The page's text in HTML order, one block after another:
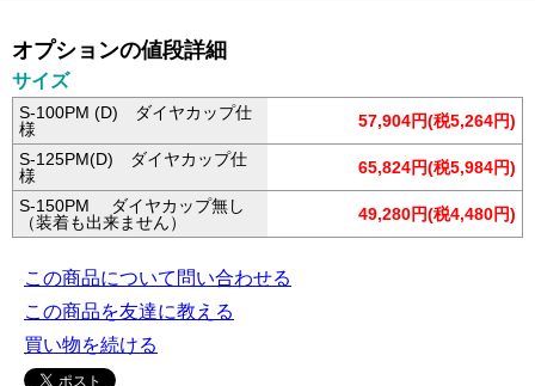
オプションの値段詳細
サイズ
S-100PM (D) ダイヤカップ仕
様
57,904円(税5,264円)
S-125PM(D) ダイヤカップ仕
様
65,824円(税5,984円)
S-150PM ダイヤカップ無し
（装着も出来ません）
49,280円(税4,480円)
この商品について問い合わせる
この商品を友達に教える
買い物を続ける